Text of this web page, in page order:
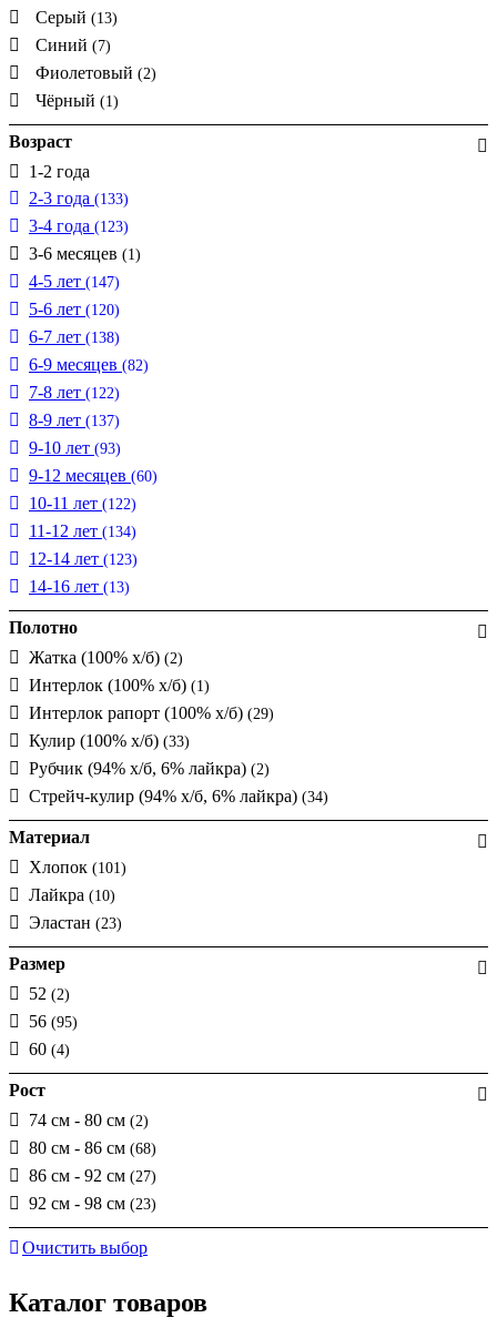
Серый (13)
Синий (7)
Фиолетовый (2)
Чёрный (1)
Возраст
1-2 года
2-3 года (133)
3-4 года (123)
3-6 месяцев (1)
4-5 лет (147)
5-6 лет (120)
6-7 лет (138)
6-9 месяцев (82)
7-8 лет (122)
8-9 лет (137)
9-10 лет (93)
9-12 месяцев (60)
10-11 лет (122)
11-12 лет (134)
12-14 лет (123)
14-16 лет (13)
Полотно
Жатка (100% х/б) (2)
Интерлок (100% х/б) (1)
Интерлок рапорт (100% х/б) (29)
Кулир (100% х/б) (33)
Рубчик (94% х/б, 6% лайкра) (2)
Стрейч-кулир (94% х/б, 6% лайкра) (34)
Материал
Хлопок (101)
Лайкра (10)
Эластан (23)
Размер
52 (2)
56 (95)
60 (4)
Рост
74 см - 80 см (2)
80 см - 86 см (68)
86 см - 92 см (27)
92 см - 98 см (23)
Очистить выбор
Каталог товаров